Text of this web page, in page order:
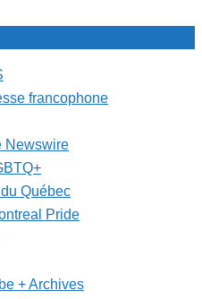
francophone
Newswire
Québec
Pride
+ Archives